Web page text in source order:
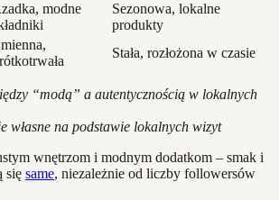
modne
Sezonowa, lokalne
produkty
Stała, rozłożona w czasie
“modą” a autentycznością w lokalnych
własne na podstawie lokalnych wizyt
wnętrzom i modnym dodatkom – smak i
się same, niezależnie od liczby followersów